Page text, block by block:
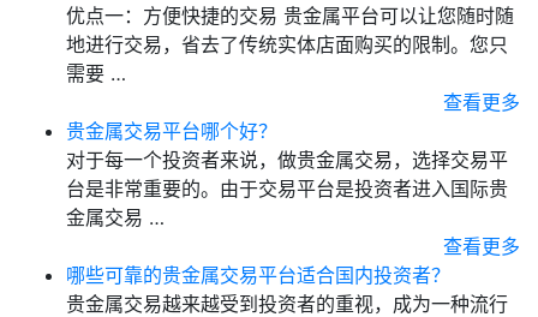
优点一：方便快捷的交易 贵金属平台可以让您随时随
地进行交易，省去了传统实体店面购买的限制。您只
需要 …
查看更多
贵金属交易平台哪个好？
对于每一个投资者来说，做贵金属交易，选择交易平
台是非常重要的。由于交易平台是投资者进入国际贵
金属交易 …
查看更多
哪些可靠的贵金属交易平台适合国内投资者？
贵金属交易越来越受到投资者的重视，成为一种流行